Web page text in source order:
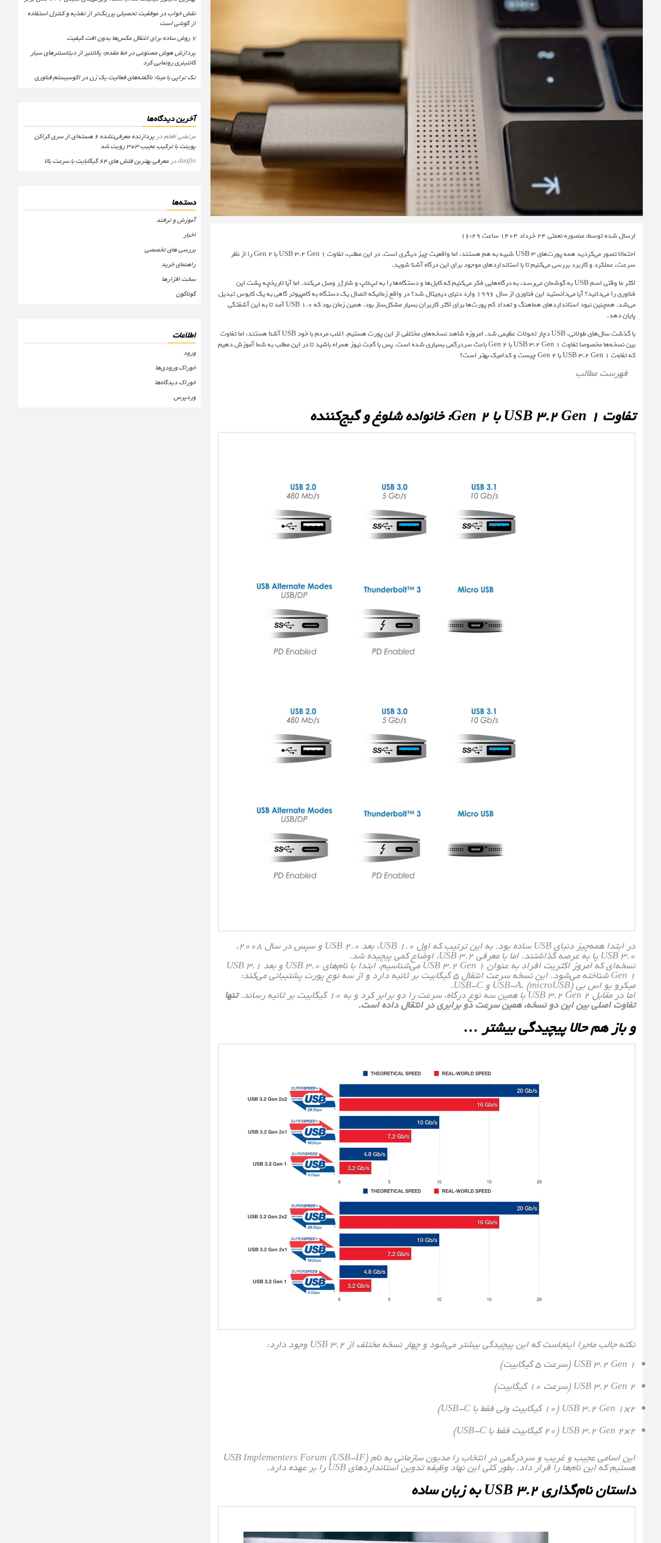
ارسال شده توسط: منصوره نعمتی24 خرداد 1404 ساعت 16:29
احتمالا تصور می‌کردید همه‌ پورت‌های USB 3 شبیه به هم هستند، اما واقعیت چیز دیگری است. در این مطلب، تفاوت USB 3.2 Gen 1 با Gen 2 را از نظر
سرعت، عملکرد و کاربرد بررسی می‌کنیم تا با استانداردهای موجود برای این درگاه‌ آشنا شوید.
اکثر ما وقتی اسم USB به گوشمان می‌رسد، به درگاه‌هایی فکر می‌کنیم که کابل‌ها و دستگاه‌ها را به لپ‌تاپ و شارژر وصل می‌کند. اما آیا تاریخچه پشت این
فناوری را می‌دانید؟ آیا می‌دانستید این فناوری از سال 1996 وارد دنیای دیجیتال شد؟ در واقع زمانیکه اتصال یک دستگاه به کامپیوتر گاهی به یک کابوس تبدیل
می‌شد. همچنین نبود استانداردهای هماهنگ و تعداد کم پورت‌ها برای اکثر کاربران بسیار مشکل‌ساز بود. همین زمان بود که USB 1.0 آمد تا به این آشفتگی
پایان دهد.
با گذشت سال‌های طولانی، USB دچار تحولات عظیمی شد. امروزه شاهد نسخه‌های مختلفی از این پورت هستیم. اغلب مردم با خود USB آشنا هستند، اما تفاوت
بین نسخه‌ها مخصوصا تفاوت USB 3.2 Gen 1 با Gen 2 باعث سردرگمی بسیاری شده است. پس با گجت نیوز همراه باشید تا در این مطلب به شما آموزش دهیم
که تفاوت USB 3.2 Gen 1 با Gen 2 چیست و کدامیک بهتر است؟
فهرست مطالب
تفاوت USB 3.2 Gen 1 با Gen 2: خانواده‌ شلوغ و گیج‌کننده
در ابتدا همه‌چیز دنیای USB ساده بود. به این ترتیب که اول USB 1.0، بعد USB 2.0 و سپس در سال 2008،
USB 3.0 پا به عرصه گذاشتند. اما با معرفی USB 3.2، اوضاع کمی پیچیده شد.
نسخه‌ای که امروز اکثریت افراد به عنوان USB 3.2 Gen 1 می‌شناسیم، ابتدا با نام‌های USB 3.0 و بعد USB 3.1
Gen 1 شناخته می‌شود. این نسخه سرعت انتقال 5 گیگابیت بر ثانیه دارد و از سه نوع پورت پشتیبانی می‌کند:
میکرو یو اس‌ بی USB-A، (microUSB) و USB-C.
اما در مقابل USB 3.2 Gen 2 با همین سه نوع درگاه، سرعت را دو برابر کرد و به 10 گیگابیت بر ثانیه رساند. تنها
تفاوت اصلی بین این دو نسخه، همین سرعت دو برابری در انتقال داده است.
و باز هم حالا پیچیدگی بیشتر …
نکته جالب ماجرا اینجاست که این پیچیدگی بیشتر می‌شود و چهار نسخه مختلف از USB 3.2 وجود دارد:
USB 3.2 Gen 1 (سرعت 5 گیگابیت)
USB 3.2 Gen 2 (سرعت 10 گیگابیت)
USB 3.2 Gen 1×2 (10 گیگابیت ولی فقط با USB-C)
USB 3.2 Gen 2×2 (20 گیگابیت فقط با USB-C)
این اسامی عجیب‌ و غریب و سردرگمی در انتخاب را مدیون سازمانی به نام USB Implementers Forum (USB-IF)
هستیم که این نام‌ها را قرار داد. بطور کلی این نهاد وظیفه تدوین استانداردهای USB را بر عهده دارد.
داستان نام‌گذاری USB 3.2 به زبان ساده
نقش خواب در موفقیت تحصیلی پررنگ‌تر از تغذیه و کنترل استفاده
از گوشی است
۷ روش ساده برای انتقال عکس‌ها بدون افت کیفیت
پردازش هوش مصنوعی در خط مقدم؛ پالانتیر از دیتاسنترهای سیار
کانتینری رونمایی کرد
تک تراپی با مینا؛ ناگفته‌های فعالیت یک زن در اکوسیستم فناوری
آخرین دیدگاه‌ها
مرتضی افخمدر
پردازنده معرفی‌نشده 6 هسته‌ای از سری کراکن
پوینت با ترکیب عجیب 3+3 رویت شد
daafinدر معرفی بهترین فلش های 64 گیگابایت با سرعت بالا
دسته‌ها
آموزش و ترفند
اخبار
بررسی های تخصصی
راهنمای خرید
سخت افزارها
گوناگون
اطلاعات
ورود
خوراک ورودی‌ها
خوراک دیدگاه‌ها
وردپرس